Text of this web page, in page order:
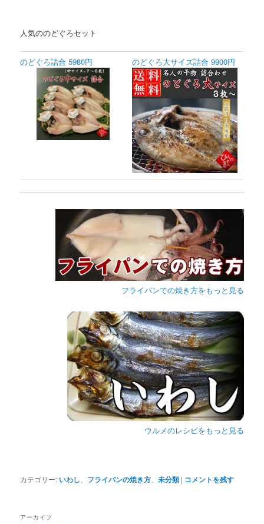
人気ののどぐろセット
のどぐろ詰合 5980円 のどぐろ大サイズ詰合 9900円
フライパンでの焼き方をもっと見る
ウルメのレシピをもっと見る
カテゴリー: いわし フライパンの焼き方 、未分類 | コメントを残す
アーカイブ